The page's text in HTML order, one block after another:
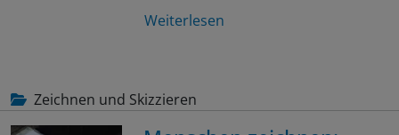
Weiterlesen
Zeichnen und Skizzieren